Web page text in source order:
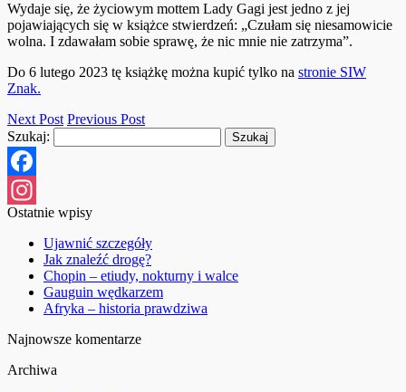
Wydaje się, że życiowym mottem Lady Gagi jest jedno z jej
pojawiających się w książce stwierdzeń: „Czułam się niesamowicie
wolna. I zdawałam sobie sprawę, że nic mnie nie zatrzyma”.
Do 6 lutego 2023 tę książkę można kupić tylko na stronie SIW
Znak.
Next Post Previous Post
Szukaj:
Facebook
Instagram
Ostatnie wpisy
Ujawnić szczegóły
Jak znaleźć drogę?
Chopin – etiudy, nokturny i walce
Gauguin wędkarzem
Afryka – historia prawdziwa
Najnowsze komentarze
Archiwa